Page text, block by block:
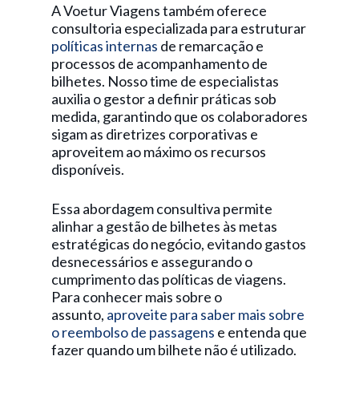
A Voetur Viagens também oferece
consultoria especializada para estruturar
políticas internas de remarcação e
processos de acompanhamento de
bilhetes. Nosso time de especialistas
auxilia o gestor a definir práticas sob
medida, garantindo que os colaboradores
sigam as diretrizes corporativas e
aproveitem ao máximo os recursos
disponíveis.
Essa abordagem consultiva permite
alinhar a gestão de bilhetes às metas
estratégicas do negócio, evitando gastos
desnecessários e assegurando o
cumprimento das políticas de viagens.
Para conhecer mais sobre o
assunto, aproveite para saber mais sobre
o reembolso de passagens e entenda que
fazer quando um bilhete não é utilizado.